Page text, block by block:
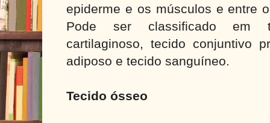
epiderme e os músculos e entre
Pode ser classificado em
cartilaginoso, tecido conjuntivo
adiposo e tecido sanguíneo.
Tecido ósseo